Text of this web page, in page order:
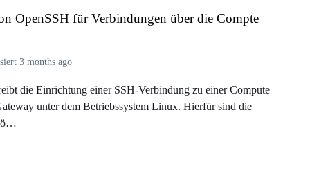
OpenSSH für Verbindungen über die Compte
3 months ago
die Einrichtung einer SSH-Verbindung zu einer Compute
unter dem Betriebssystem Linux. Hierfür sind die